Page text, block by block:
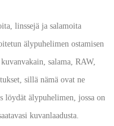
linssejä ja salamoita
älypuhelimen ostamisen
salama, RAW,
sillä nämä ovat ne
löydät älypuhelimen, jossa on
kuvanlaadusta.